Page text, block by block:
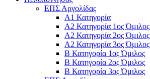
ΕΠΣ Αργολίδας
Α1 Κατηγορία
Α2 Κατηγορία 1ος Όμιλος
Α2 Κατηγορία 2ος Όμιλος
Α2 Κατηγορία 3ος Όμιλος
Β Κατηγορία 1ος Όμιλος
Β Κατηγορία 2ος Όμιλος
Β Κατηγορία 3ος Όμιλος